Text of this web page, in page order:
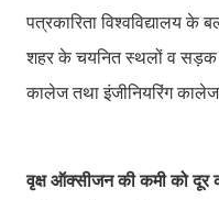
पत्रकारिता विश्वविद्यालय के
शहर के चयनित स्थलों व सड़क के
कालेज तथा इंजीनियरिंग कालेज
वृक्ष ऑक्सीजन की कमी को दूर